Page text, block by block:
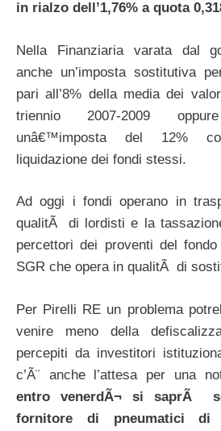
in rialzo dell’1,76% a quota
Nella Finanziaria varata dal
anche un’imposta sostitutiva
pari all’8% della media dei
triennio 2007-2009
unâ€™imposta del 12%
liquidazione dei fondi stessi.
Ad oggi i fondi operano in
qualitÃ di lordisti e la
percettori dei proventi del
SGR che opera in qualitÃ di
Per Pirelli RE un problema
venire meno della
percepiti da investitori
c’Ã¨ anche l’attesa per una
entro venerdÃ¬ si saprÃ
fornitore di pneumatici di